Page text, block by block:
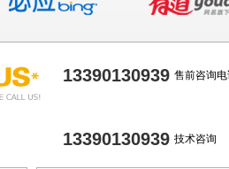
13390130939 售前咨询
13390130939 技术咨询